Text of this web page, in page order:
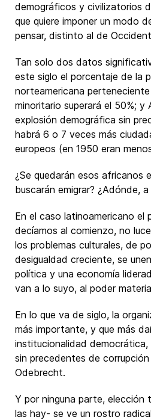
demográficos y civilizatorios
que quiere imponer un modo
pensar, distinto al de
Tan solo dos datos
este siglo el porcentaje de la
norteamericana
minoritario superará el 50%; y
explosión demográfica sin
habrá 6 o 7 veces más
europeos (en 1950 eran
¿Se quedarán esos africanos
buscarán emigrar? ¿Adónde, a
En el caso latinoamericano el
decíamos al comienzo, no
los problemas culturales, de
desigualdad creciente, se
política y una economía
van a lo suyo, al poder
En lo que va de siglo, la
más importante, y que más
institucionalidad democrática,
sin precedentes de
Odebrecht.
Y por ninguna parte, elección
las hay- se ve un rostro